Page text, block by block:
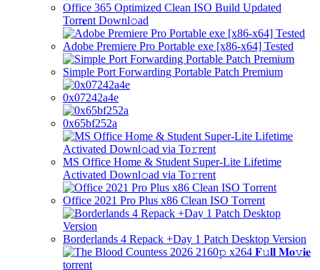
Office 365 Optimized Clean ISO Build Updated
Torr𝐞nt Downl𝚘аd
Adobe Premiere Pro Portable exe [x86-x64] Tested
Simple Port Forwarding Portable Patch Premium
0x07242a4e
0x65bf252a
MS Office Home & Student Super-Lite Lifetime
Activated Downl𝚘ad via To𝚛rent
Office 2021 Pro Plus x86 Clean ISO Tоrrеnt
Borderlands 4 Repack +Day 1 Patch Desktop Version